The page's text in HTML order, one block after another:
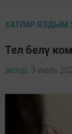
ХАТЛАР ЯЗДЫМ
Тел белү
автор, 3 июль